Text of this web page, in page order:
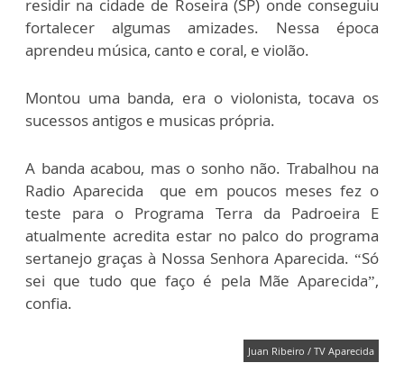
residir na cidade de Roseira (SP) onde conseguiu
fortalecer algumas amizades. Nessa época
aprendeu música, canto e coral, e violão.
Montou uma banda, era o violonista, tocava os
sucessos antigos e musicas própria.
A banda acabou, mas o sonho não. Trabalhou na
Radio Aparecida que em poucos meses fez o
teste para o Programa Terra da Padroeira E
atualmente acredita estar no palco do programa
sertanejo graças à Nossa Senhora Aparecida. “Só
sei que tudo que faço é pela Mãe Aparecida”,
confia.
Juan Ribeiro / TV Aparecida